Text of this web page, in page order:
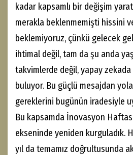
kadar kapsamlı bir değişim
merakla beklenmemişti hissini
beklemiyoruz, çünkü gelecek
ihtimal değil, tam da şu anda
takvimlerde değil, yapay
buluyor. Bu güçlü mesajdan
gereklerini bugünün iradesiyle
Bu kapsamda İnovasyon
ekseninde yeniden kurguladık.
yıl da temamız doğrultusunda